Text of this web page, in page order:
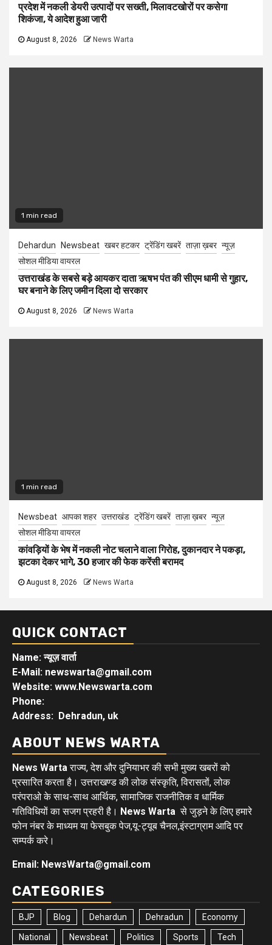
प्रदेश में नकली डेयरी उत्पादों पर सख्ती, मिलावटखोरों पर कसेगा
शिकंजा, ये आदेश हुआ जारी
August 8, 2026 News Warta
1 min read
Dehardun Newsbeat खबर हटकर ट्रेंडिंग खबरें ताज़ा ख़बर न्यूज़
सोशल मीडिया वायरल
उत्तराखंड के सबसे बड़े आयकर दाता ऋषभ पंत की सीएम धामी से गुहार,
घर बनाने के लिए जमीन दिला दो सरकार
August 8, 2026 News Warta
1 min read
Newsbeat आपका शहर उत्तराखंड ट्रेंडिंग खबरें ताज़ा ख़बर न्यूज़
सोशल मीडिया वायरल
कांवड़ियों के भेष में नकली नोट चलाने वाला गिरोह, दुकानदार ने पकड़ा,
झटका देकर भागे, 30 हजार की फेक करेंसी बरामद
August 8, 2026 News Warta
QUICK CONTACT
Name: न्यूज़ वार्ता
E-Mail: newswarta@gmail.com
Website: www.Newswarta.com
Phone:
Address: Dehradun, uk
ABOUT NEWS WARTA
News Warta राज्य, देश और दुनियाभर की सभी मुख्य खबरों को
प्रसारित करता है। उत्तराखण्ड की लोक संस्कृति, विरासतों, लोक
परंपराओ के साथ-साथ आर्थिक, सामाजिक राजनीतिक व धार्मिक
गतिविधियों का सजग प्रहरी है। News Warta से जुड़ने के लिए हमारे
फोन नंबर के माध्यम या फेसबुक पेज,यू-ट्यूब चैनल,इंस्टाग्राम आदि पर
सम्पर्क करे।
Email: NewsWarta@gmail.com
CATEGORIES
BJP Blog Dehardun Dehradun Economy
National Newsbeat Politics Sports Tech